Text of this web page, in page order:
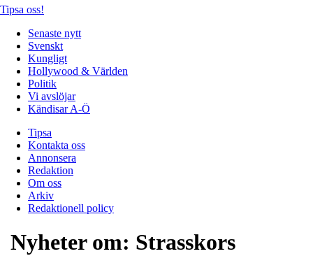
Tipsa oss!
Senaste nytt
Svenskt
Kungligt
Hollywood & Världen
Politik
Vi avslöjar
Kändisar A-Ö
Tipsa
Kontakta oss
Annonsera
Redaktion
Om oss
Arkiv
Redaktionell policy
Nyheter om: Strasskors